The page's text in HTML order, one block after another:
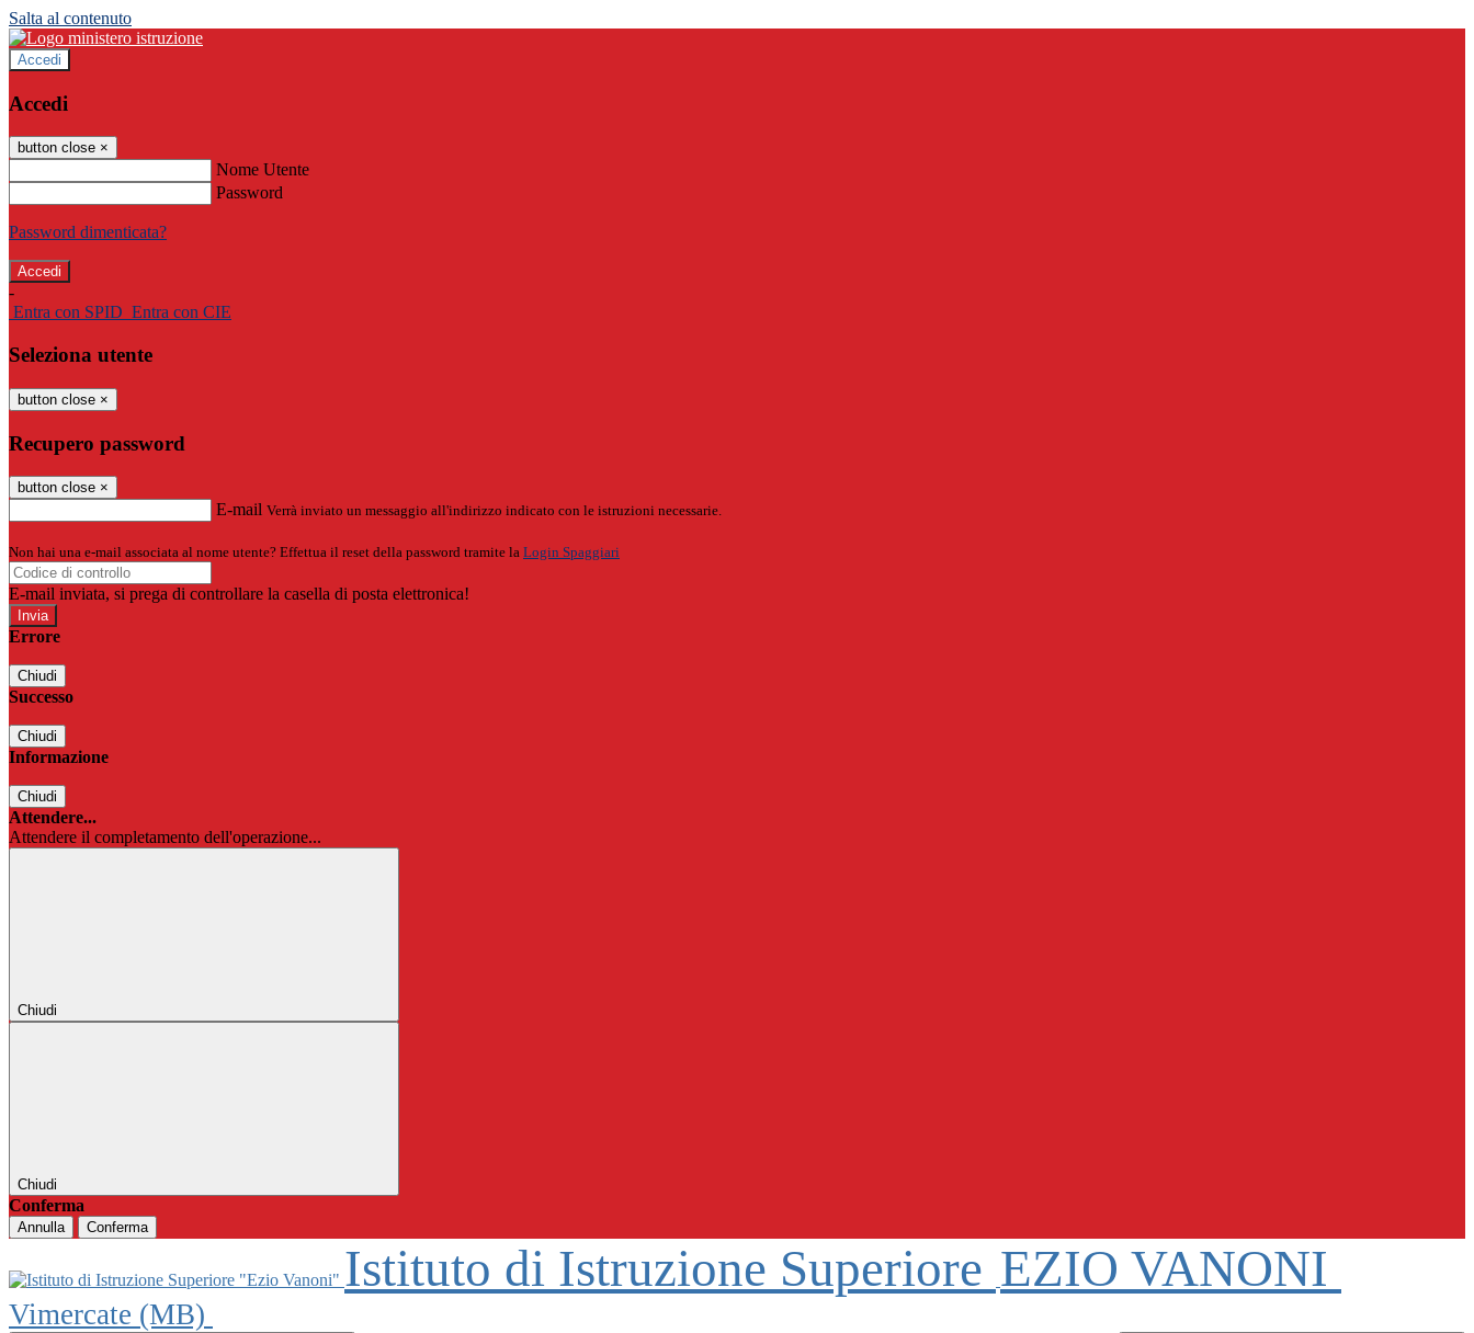
Salta al contenuto
Accedi
Accedi
button close ×
Nome Utente
Password
Password dimenticata?
-
Entra con SPID Entra con CIE
Seleziona utente
button close ×
Recupero password
button close ×
E-mail Verrà inviato un messaggio all'indirizzo indicato con le istruzioni necessarie.
Non hai una e-mail associata al nome utente? Effettua il reset della password tramite la Login Spaggiari
E-mail inviata, si prega di controllare la casella di posta elettronica!
Errore
Chiudi
Successo
Chiudi
Informazione
Chiudi
Attendere...
Attendere il completamento dell'operazione...
Chiudi
Chiudi
Conferma
Annulla Conferma
Istituto di Istruzione Superiore EZIO VANONI
Vimercate (MB)